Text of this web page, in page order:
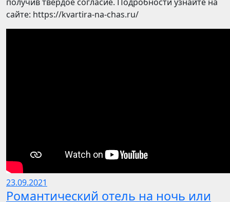
сайте: https://kvartira-na-chas.ru/
23.09.2021
Романтический отель на ночь или